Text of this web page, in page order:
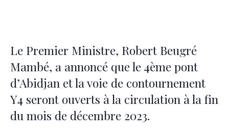
Le Premier Ministre, Robert Beugré
Mambé, a annoncé que le 4ème pont
d’Abidjan et la voie de contournement
Y4 seront ouverts à la circulation à la fin
du mois de décembre 2023.